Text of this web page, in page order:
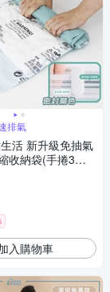
排氣
活 新升級免抽氣
收納袋(手捲3入
入購物車